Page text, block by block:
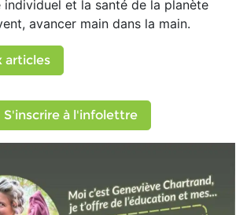
et la santé de la planète
avancer main dans la main.
articles
S'inscrire à l'infolettre